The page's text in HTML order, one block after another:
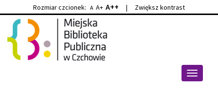
Przejdź
głównej
treści
Przejdź
wyszukiwarki
Rozmiar czcionek: A A+ A++ | Zwiększ kontrast
Przełącz